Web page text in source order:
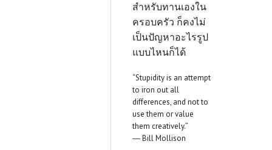
สำหรับทานเองใน
ครอบครัว ก็คงไม่
เป็นปัญหาอะไรรูป
แบบไหนก็ได้
“Stupidity is an attempt
to iron out all
differences, and not to
use them or value
them creatively.”
― Bill Mollison